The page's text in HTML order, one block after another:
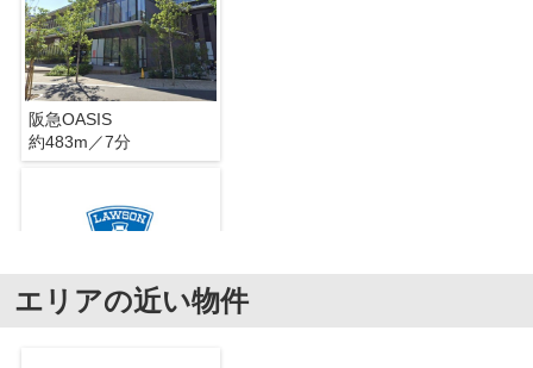
阪急OASIS
約483m／7分
エリアの近い物件